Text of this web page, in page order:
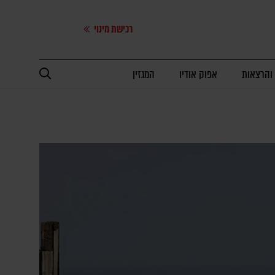
רכישת מינוי
והרצאות אפוק אודיו המגזין